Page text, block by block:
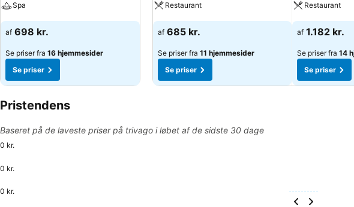
Spa
Se priser
af 698 kr.
Se priser fra 16 hjemmesider
Se priser
Restaurant
Se priser
af 685 kr.
Se priser fra 11 hjemmesider
Se priser
Restaurant
Se priser
af 1.182 kr.
Se priser fra 14
Se priser
Pristendens
Baseret på de laveste priser på trivago i løbet af de sidste 30 dage
0 kr.
0 kr.
0 kr.